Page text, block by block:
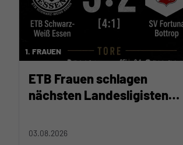
1. FRAUEN
ETB Frauen schlagen
nächsten Landesligisten
03.08.2026